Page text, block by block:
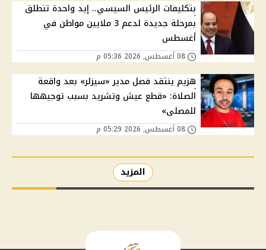
بتكليفات الرئيس السيسي.. إيد واحدة تنطلق
بمرحلة جديدة لدعم 3 ملايين مواطن في
أغسطس
هزيم ينتقد فصل مدير «سيزلر» بعد واقعة
الصلاة: «قطع عيش وتشريد بسبب توجيهها
للمصلى»
المزيد